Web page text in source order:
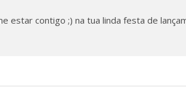
estar contigo ;) na tua linda festa de